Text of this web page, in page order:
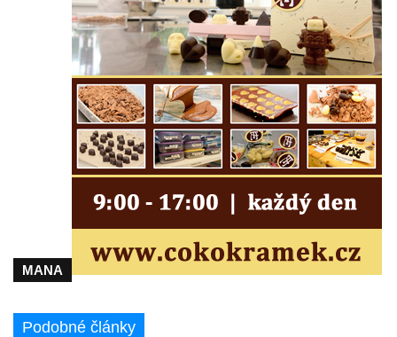
Újezd a Krauchthal v parku na Náměstí v
Kamenném Újezdě
Socha na náměstí J. V. Kamarýta ve
Velešíně
Pomník J. V. Kamarýta v Krumlovské ulici ve
Velešíně
Pamětní deska arcibiskupa Micara ve
Plastika Koule v Gutenbergově ulici v
Pamětní deska Vojtěcha Kocmicha na
Pomník na paměť zrušení roboty v Plavu
MANA
Podobné články